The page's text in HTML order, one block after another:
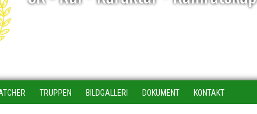
TRUPPEN BILDGALLERI DOKUMENT KONTAKT